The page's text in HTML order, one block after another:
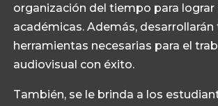
organización del tiempo para lograr
académicas. Además, desarrollarán
herramientas necesarias para el
audiovisual con éxito.
También, se le brinda a los